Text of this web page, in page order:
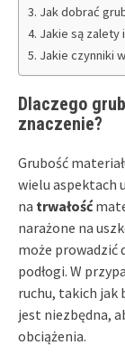
Jak dobrać
Jakie są zalety
Jakie czynniki
Dlaczego
znaczenie?
Grubość
wielu aspektach
na trwałość
narażone na
może prowadzić
podłogi. W
ruchu, takich jak
jest niezbędna,
obciążenia.